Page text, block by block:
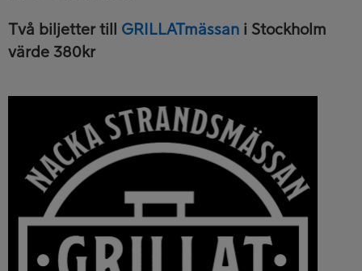
Två biljetter till GRILLATmässan i Stockholm
värde 380kr